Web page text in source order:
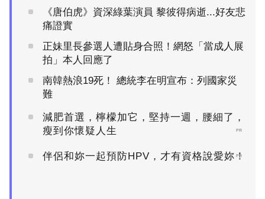
《唐伯虎》資深綠葉演員 黎彼得病逝...好友悲
痛證實
正妹里長參選人遭貼身合照！網怒「當成人展
拍」本人回應了
南韓熱浪19死！ 總統李在明宣布：列國家災
難
減肥首選，檸檬加它，堅持一週，腰細了，
瘦到你懷疑人生
PR
伴侶和妳一起預防HPV，才有資格說愛妳！
PR